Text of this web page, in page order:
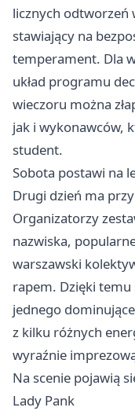
licznych odtworzeń
stawiający na
temperament. Dla
układ programu
wieczoru można
jak i wykonawców,
student.
Sobota postawi na
Drugi dzień ma
Organizatorzy
nazwiska,
warszawski
rapem. Dzięki
jednego
z kilku różnych
wyraźnie
Na scenie pojawią
Lady Pank